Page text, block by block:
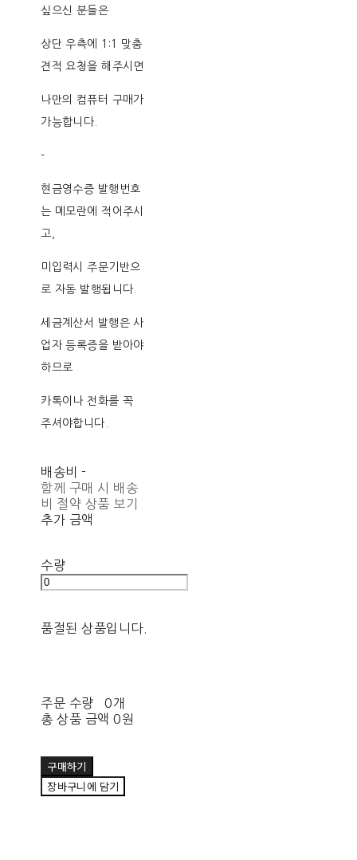
싶으신 분들은
상단 우측에 1:1 맞춤
견적 요청을 해주시면
나만의 컴퓨터 구매가
가능합니다.
-
현금영수증 발행번호
는 메모란에 적어주시
고,
미입력시 주문기반으
로 자동 발행됩니다.
세금계산서 발행은 사
업자 등록증을 받아야
하므로
카톡이나 전화를 꼭
주셔야합니다.
배송비 -
함께 구매 시 배송
비 절약 상품 보기
추가 금액
수량
품절된 상품입니다.
주문 수량
0개
총 상품 금액 0원
구매하기
장바구니에 담기